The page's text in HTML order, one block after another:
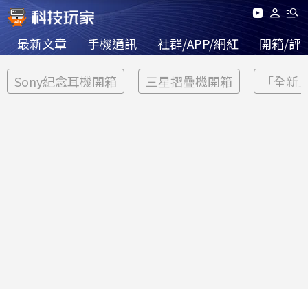
最新文章 手機通訊 社群/APP/網紅 開箱/評
Sony紀念耳機開箱 三星摺疊機開箱 「全新